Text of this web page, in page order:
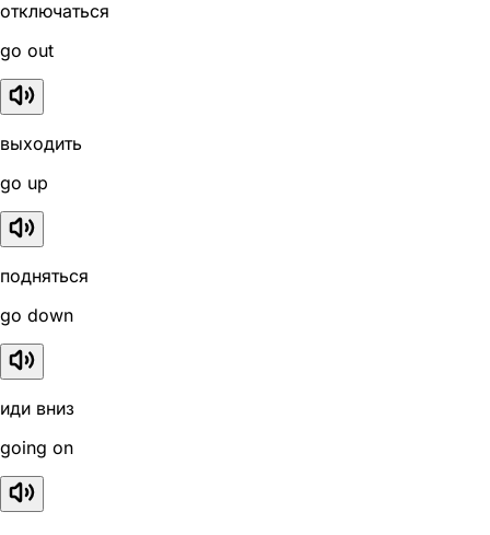
отключаться
go out
выходить
go up
подняться
go down
иди вниз
going on